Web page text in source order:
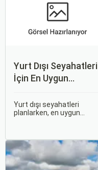
Yurt Dışı Seyahatleri
İçin En Uygun
Yurt dışı seyahatleri
planlarken, en uygun
daha keyifli bir tatil
geçirmenizi sağlar. Bu
yazıda, mevsimsel